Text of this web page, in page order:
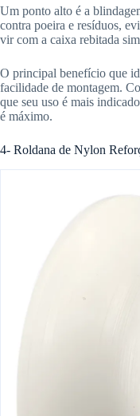
Um ponto alto é a
contra poeira e resíduos,
vir com a caixa rebitada
O principal benefício que
facilidade de montagem.
que seu uso é mais
é máximo.
4- Roldana de Nylon